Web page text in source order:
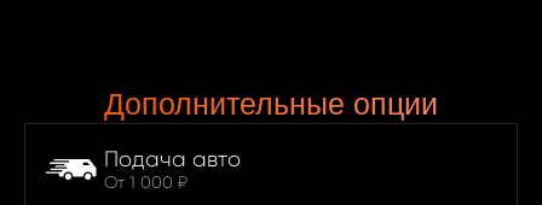
Дополнительные опции
Подача авто
От 1 000 ₽